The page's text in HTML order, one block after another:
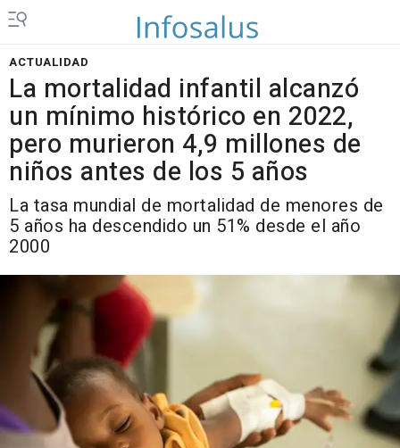
ACTUALIDAD
La mortalidad infantil alcanzó
un mínimo histórico en 2022,
pero murieron 4,9 millones de
niños antes de los 5 años
La tasa mundial de mortalidad de menores de
5 años ha descendido un 51% desde el año
2000